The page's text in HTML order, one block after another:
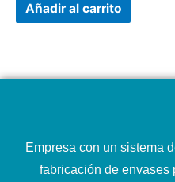
Añadir al carrito
Empresa con un sistema
fabricación de envases